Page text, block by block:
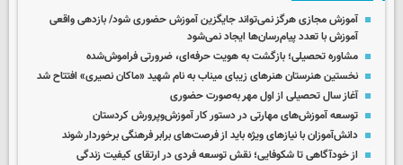
آموزش مجازی هرگز نمی‌تواند جایگزین آموزش حضوری شود/ بازدهی واقعی
آموزش با تعدد پیام‌رسان‌ها ایجاد نمی‌شود
مشاوره تحصیلی؛ بازگشت به هویت حرفه‌ای، ضرورتی فراموش‌شده
نخستین هنرستان هنرهای زیبای میناب به نام شهید «ماکان نصیری» افتتاح شد
آغاز سال تحصیلی از اول مهر به‌صورت حضوری
توسعه آموزش‌های مهارتی در دستور کار آموزش‌وپرورش کردستان
دانش‌آموزان با نیازهای ویژه باید از فرصت‌های برابر فرهنگی برخوردار شوند
از خودآگاهی تا شکوفایی؛ نقش توسعه فردی در ارتقای کیفیت زندگی